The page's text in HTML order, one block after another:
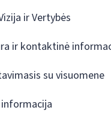
ir Vertybės
ir kontaktinė
su visuomene